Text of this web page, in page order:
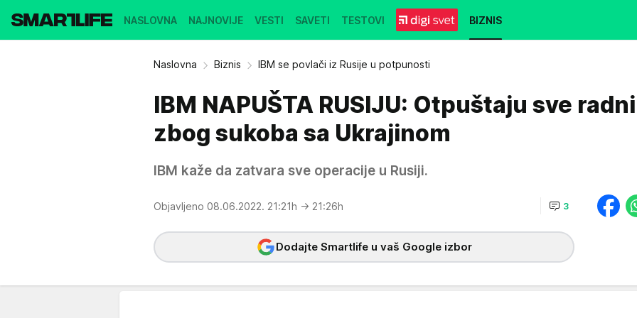
NASLOVNA NAJNOVIJE VESTI SAVETI TESTOVI BIZNIS
Naslovna Biznis IBM se povlači iz Rusije u potpunosti
IBM NAPUŠTA RUSIJU: Otpuštaju sve
zbog sukoba sa Ukrajinom
IBM kaže da zatvara sve operacije u Rusiji.
Objavljeno 08.06.2022. 21:21h → 21:26h 3
Dodajte Smartlife u vaš Google izbor